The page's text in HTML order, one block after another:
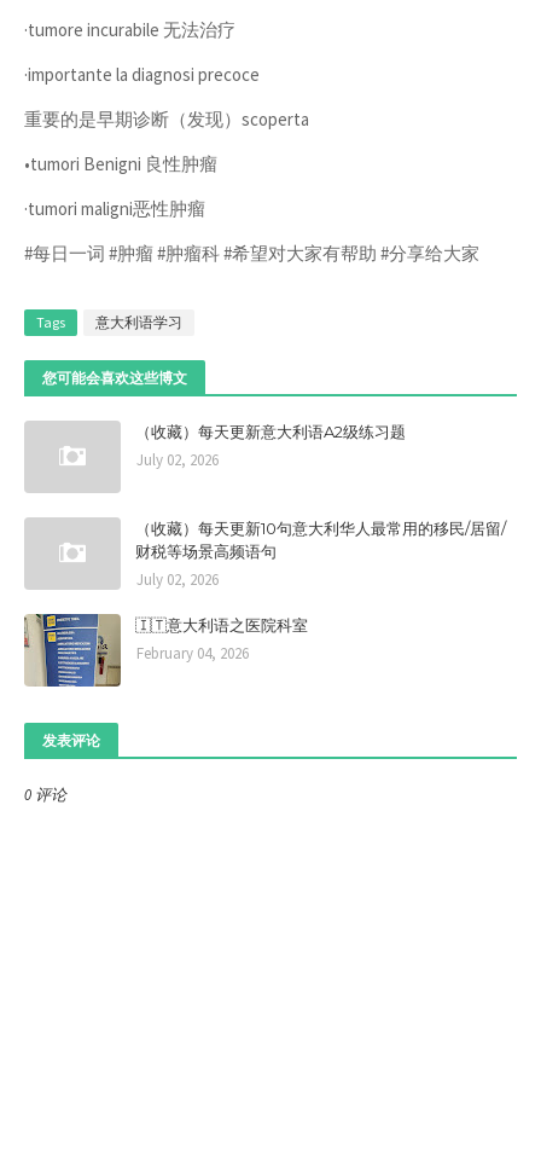
·tumore incurabile 无法治疗
·importante la diagnosi precoce
重要的是早期诊断（发现）scoperta
•tumori Benigni 良性肿瘤
·tumori maligni恶性肿瘤
#每日一词 #肿瘤 #肿瘤科 #希望对大家有帮助 #分享给大家
Tags 意大利语学习
您可能会喜欢这些博文
（收藏）每天更新意大利语A2级练习题
July 02, 2026
（收藏）每天更新10句意大利华人最常用的移民/居留/
财税等场景高频语句
July 02, 2026
🇮🇹意大利语之医院科室
February 04, 2026
发表评论
0 评论